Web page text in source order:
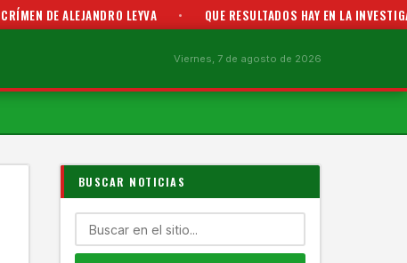
LEYVA • QUE RESULTADOS HAY EN LA INVESTIGACIÓN
Viernes, 7 de agosto de 2026
BUSCAR NOTICIAS